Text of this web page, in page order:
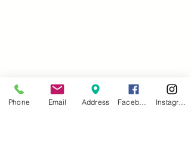
Phone Email Address